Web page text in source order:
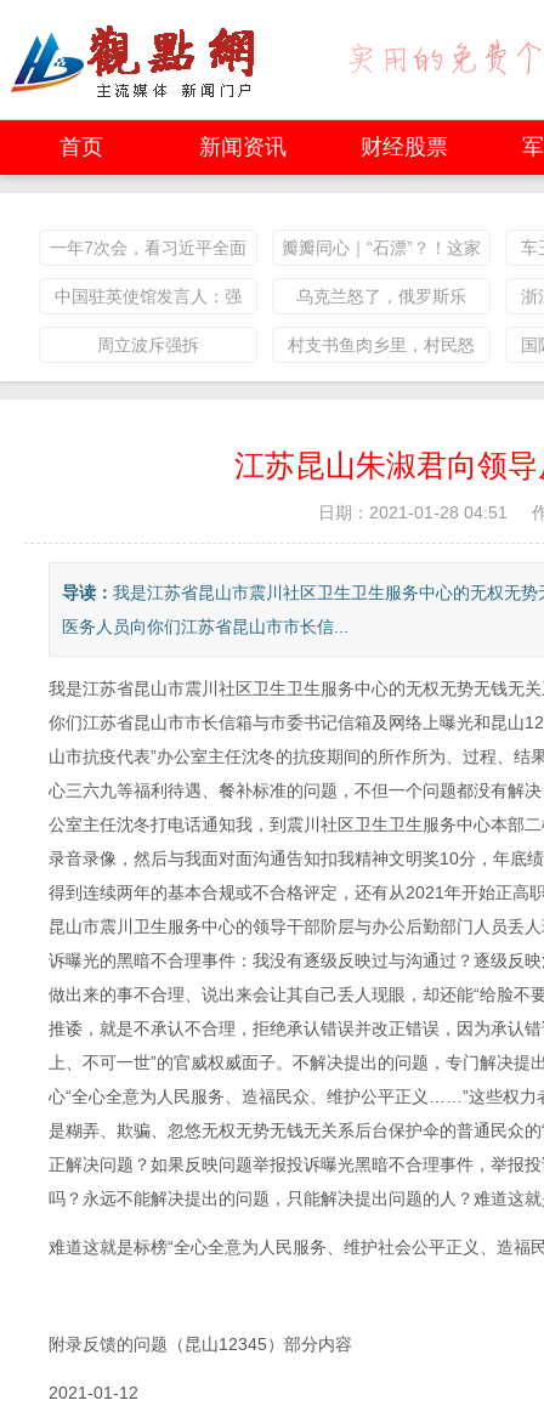
首页 新闻资讯 财经股票
一年7次会，看习近平全面
瓣瓣同心｜“石漂”？！这家
车
中国驻英使馆发言人：强
乌克兰怒了，俄罗斯乐
浙
周立波斥强拆
村支书鱼肉乡里，村民怒
不可遏！
国
江苏昆山朱淑君向领
日期：2021-01-28 04:51
导读： 我是江苏省昆山市震川社区卫生卫生服务中心的无权无
医务人员向你们江苏省昆山市市长信...
我是江苏省昆山市震川社区卫生卫生服务中心的无权无势无钱无
你们江苏省昆山市市长信箱与市委书记信箱及网络上曝光和昆山
山市抗疫代表”办公室主任沈冬的抗疫期间的所作所为、过程、
心三六九等福利待遇、餐补标准的问题，不但一个问题都没有解
公室主任沈冬打电话通知我，到震川社区卫生卫生服务中心本部
录音录像，然后与我面对面沟通告知扣我精神文明奖10分，年底
得到连续两年的基本合规或不合格评定，还有从2021年开始正高
昆山市震川卫生服务中心的领导干部阶层与办公后勤部门人员丢
诉曝光的黑暗不合理事件：我没有逐级反映过与沟通过？逐级反
做出来的事不合理、说出来会让其自己丢人现眼，却还能“给脸
推诿，就是不承认不合理，拒绝承认错误并改正错误，因为承认
上、不可一世”的官威权威面子。不解决提出的问题，专门解决
心“全心全意为人民服务、造福民众、维护公平正义……”这些权
是糊弄、欺骗、忽悠无权无势无钱无关系后台保护伞的普通民众
正解决问题？如果反映问题举报投诉曝光黑暗不合理事件，举
吗？永远不能解决提出的问题，只能解决提出问题的人？难道这
难道这就是标榜“全心全意为人民服务、维护社会公平正义、造
附录反馈的问题（昆山12345）部分内容
2021-01-12